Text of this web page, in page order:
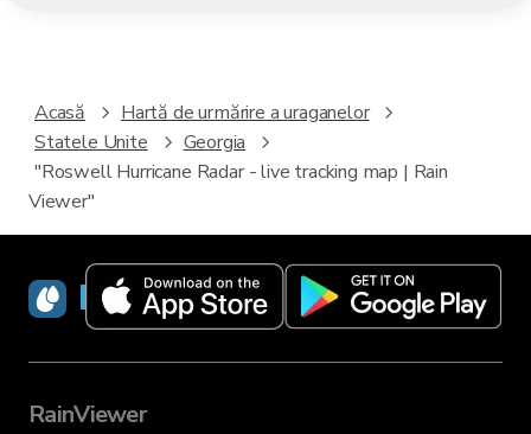
Acasă
Hartă de urmărire a uraganelor
Statele Unite
Georgia
"Roswell Hurricane Radar - live tracking map | Rain
Viewer"
RainViewer
RainViewer